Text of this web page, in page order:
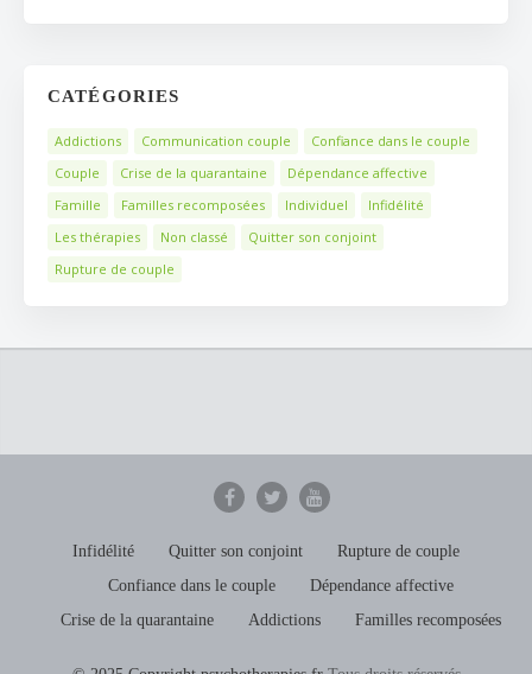
CATÉGORIES
Addictions Communication couple
Confiance dans le couple
Couple
Crise de la quarantaine
Dépendance affective
Famille
Familles recomposées Individuel
Infidélité
Les thérapies
Non classé
Quitter son conjoint
Rupture de couple
Infidélité Quitter son conjoint
Rupture de couple
Confiance dans le couple
Dépendance affective
Crise de la quarantaine
Addictions Familles recomposées